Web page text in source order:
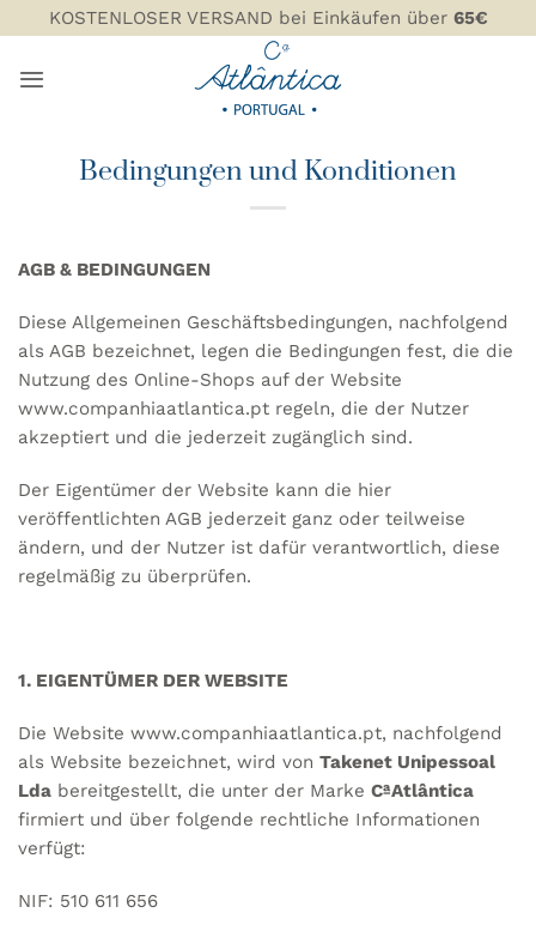
Inhalt
springen
KOSTENLOSER VERSAND bei Einkäufen über 65€
Bedingungen und Konditionen
AGB & BEDINGUNGEN
Diese Allgemeinen Geschäftsbedingungen, nachfolgend
als AGB bezeichnet, legen die Bedingungen fest, die die
Nutzung des Online-Shops auf der Website
www.companhiaatlantica.pt regeln, die der Nutzer
akzeptiert und die jederzeit zugänglich sind.
Der Eigentümer der Website kann die hier
veröffentlichten AGB jederzeit ganz oder teilweise
ändern, und der Nutzer ist dafür verantwortlich, diese
regelmäßig zu überprüfen.
1. EIGENTÜMER DER WEBSITE
Die Website www.companhiaatlantica.pt, nachfolgend
als Website bezeichnet, wird von Takenet Unipessoal
Lda bereitgestellt, die unter der Marke CªAtlântica
firmiert und über folgende rechtliche Informationen
verfügt:
NIF: 510 611 656